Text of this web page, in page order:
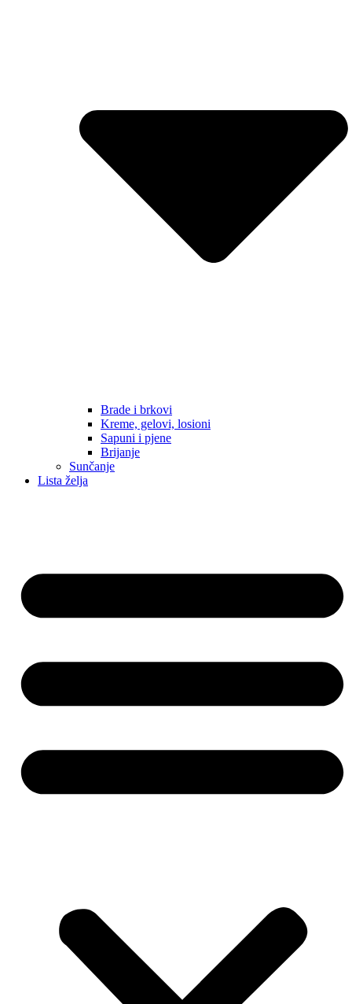
Brade i brkovi
Kreme, gelovi, losioni
Sapuni i pjene
Brijanje
Sunčanje
Lista želja